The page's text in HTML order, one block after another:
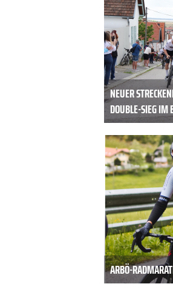
NEUER
DOUBLE-SIEG IM
ARBÖ-